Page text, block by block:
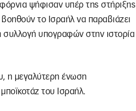
ψήφισαν υπέρ της στήριξης
το Ισραήλ να παραβιάζει
συλλογή υπογραφών στην ιστορία
η μεγαλύτερη ένωση
του Ισραήλ.